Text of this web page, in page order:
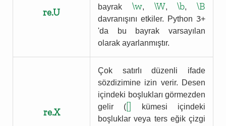
re.U
bayrak
\w, \W, \b, \B
davranışını etkiler. Python 3+
'da bu bayrak varsayılan
olarak ayarlanmıştır.
re.X
Çok satırlı düzenli ifade
sözdizimine izin verir. Desen
içindeki boşlukları görmezden
gelir ([]
kümesi içindeki
boşluklar veya ters eğik çizgi